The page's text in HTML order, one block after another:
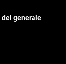
del generale